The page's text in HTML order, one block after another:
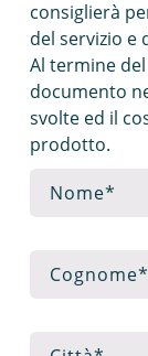
consiglierà
del servizio e
Al termine
documento
svolte ed il
prodotto.